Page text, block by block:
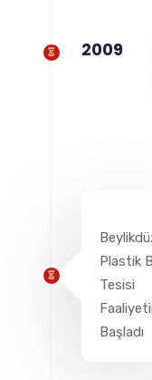
2009
Plastik
Tesisi
Başladı